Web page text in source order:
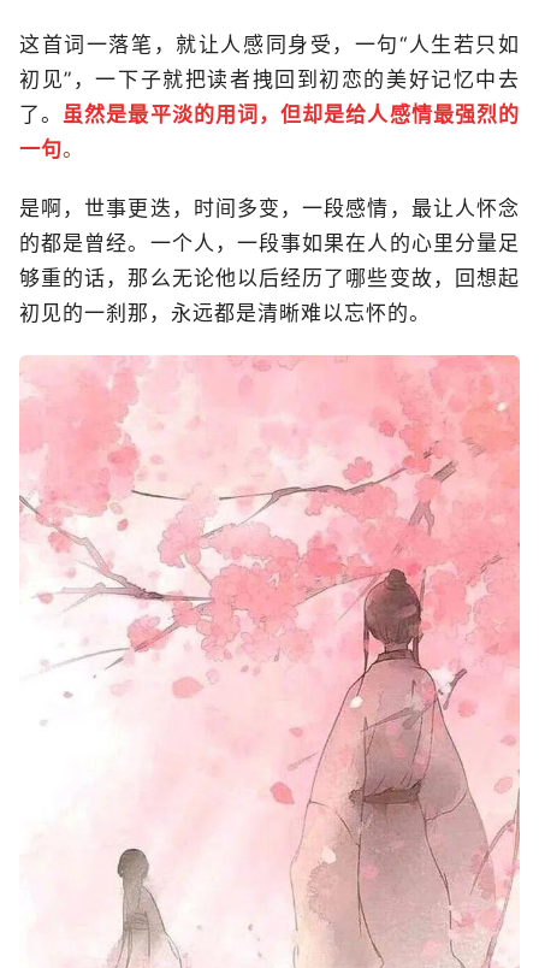
这首词一落笔，就让人感同身受，一句“人生若只如
初见”，一下子就把读者拽回到初恋的美好记忆中去
了。 虽然是最平淡的用词，但却是给人感情最强烈的
一句。
是啊，世事更迭，时间多变，一段感情，最让人怀念
的都是曾经。一个人，一段事如果在人的心里分量足
够重的话，那么无论他以后经历了哪些变故，回想起
初见的一刹那，永远都是清晰难以忘怀的。